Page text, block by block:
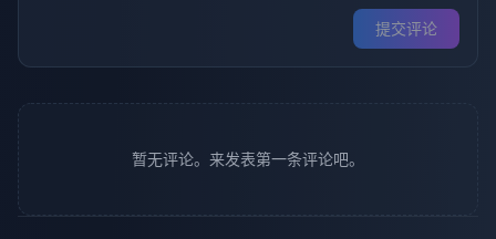
提交评论
暂无评论。来发表第一条评论吧。